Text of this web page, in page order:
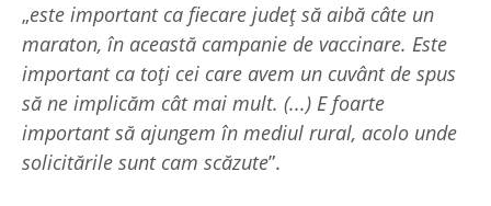
„este important ca fiecare județ să aibă câte un
maraton, în această campanie de vaccinare. Este
important ca toți cei care avem un cuvânt de spus
să ne implicăm cât mai mult. (...) E foarte
important să ajungem în mediul rural, acolo unde
solicitările sunt cam scăzute”.